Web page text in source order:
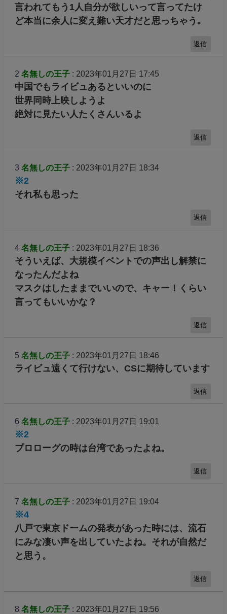
言われてもう1人自分が欲しいって言ってたけ
ど本当に余人に変え難い天才だと思っちゃう｡
返信
2 名無しの王子: 2023年01月27日 17:45
中国でもライビュあるといいのに
世界同時上映しようよ
絶対に見たい人たくさんいるよ
返信
3 名無しの王子: 2023年01月27日 18:34
※2
それ私も思った
返信
4 名無しの王子: 2023年01月27日 18:36
そういえば、大規模イベントでの声出し解禁に
なったんだよね
マスクはしたままでいいので、キャー！くらい
言ってもいいかな？
返信
5 名無しの王子: 2023年01月27日 18:46
ライビュ遠くて行けない、CSに期待しています
返信
6 名無しの王子: 2023年01月27日 19:01
※2
プロローグの時は台湾であったよね。
返信
7 名無しの王子: 2023年01月27日 19:04
※4
八戸で東京ドームの発表があった時には、流石
にみな凄い声を出していたよね。それが自然だ
と思う。
返信
8 名無しの王子: 2023年01月27日 19:56